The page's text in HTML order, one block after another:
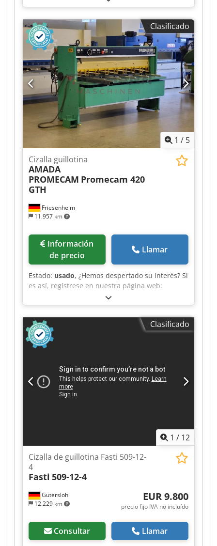
Control CNC, grado de automatización:manual,
tipo de accionamiento:hidráulico, anchura de
trabajo:1.030 mm, espesor de chapa (máx.):2
mm, espesor chapa acero (máx.):2 mm, tensión
de entrada:380 V, corriente de entrada:13 A,
frecuencia de entrada:50 Hz, tensión de control:
220 V, Cizalla de guillotina usada Fasti, modelo
506/10/2,5, año de fabricación 1969 Dodsy
Hhiaspfx Acqskr
Clasificado
1 / 5
Friesenheim
11.957 km
Cizalla guillotina
AMADA
PROMECAM Promecam 420
GTH
de precio
Llamar
Estado: usado, ¿Hemos despertado su interés? Si
es así, regístrese en nuestra página web:
¡estaremos encantados de recibir noticias suyas!
Su equipo de Maschinen Besmann Dkodpfxoy
Efpns Acqer Tenemos a la venta una Amada
Promecam GTH 420, fabricada en Francia.
Debido a su tamaño, también cabe en un taller
más pequeño. Cizalla guillotina Amada
Promecam 420 GTH Estado: usada longitud de
corte: 2000 mm Espesor del material: 4 mm en
acero Tope trasero: eléctrico, 750 mm Potencia
del motor: 5,5 KW Peso: aprox. 3300 kg
Clasificado
1 / 12
Gütersloh
12.229 km
Cizalla de guillotina Fasti 509-12-
4
Fasti 509-12-4
EUR 9.800
precio fijo IVA no incluído
Consultar Llamar